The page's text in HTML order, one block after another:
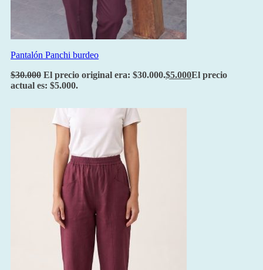
Pantalón Panchi burdeo
$30.000 El precio original era: $30.000.$5.000El precio
actual es: $5.000.